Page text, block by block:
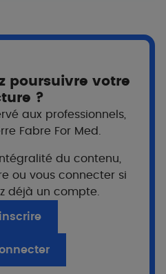
poursuivre votre
?
aux professionnels,
Fabre For Med.
du contenu,
ou vous connecter si
déjà un compte.